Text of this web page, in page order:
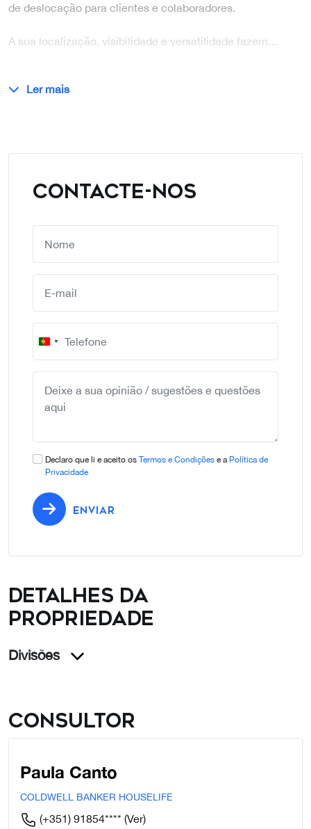
de deslocação para clientes e colaboradores.
A sua localização, visibilidade e versatilidade fazem…
Ler mais
CONTACTE-NOS
Portugal
+351
Declaro que li e aceito os Termos e Condições e a Política de
Privacidade
ENVIAR
Detalhes da
propriedade
Divisões
Consultor
Paula Canto
COLDWELL BANKER HOUSELIFE
(+351) 91854**** (Ver)